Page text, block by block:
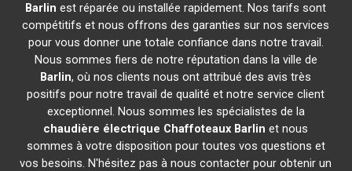
Barlin est réparée ou installée rapidement. Nos tarifs sont
compétitifs et nous offrons des garanties sur nos services
pour vous donner une totale confiance dans notre travail.
Nous sommes fiers de notre réputation dans la ville de
Barlin, où nos clients nous ont attribué des avis très
positifs pour notre travail de qualité et notre service client
exceptionnel. Nous sommes les spécialistes de la
chaudière électrique Chaffoteaux Barlin et nous
sommes à votre disposition pour toutes vos questions et
vos besoins. N'hésitez pas à nous contacter pour obtenir un